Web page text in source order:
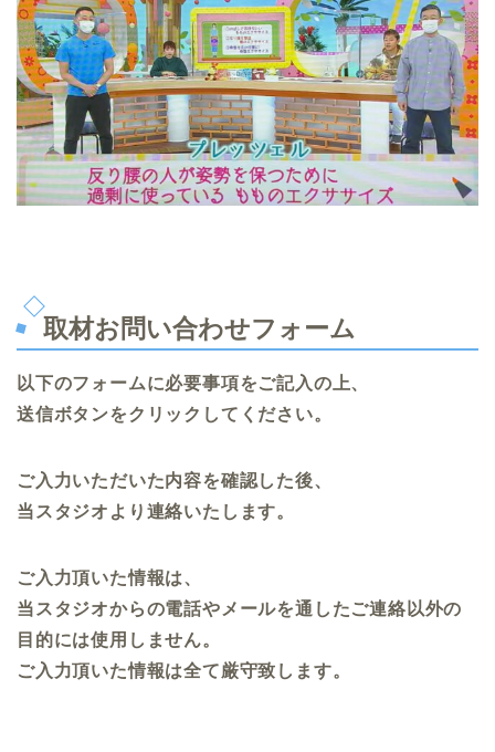
取材お問い合わせフォーム
以下のフォームに必要事項をご記入の上、
送信ボタンをクリックしてください。
ご入力いただいた内容を確認した後、
当スタジオより連絡いたします。
ご入力頂いた情報は、
当スタジオからの電話やメールを通したご連絡以外の
目的には使用しません。
ご入力頂いた情報は全て厳守致します。